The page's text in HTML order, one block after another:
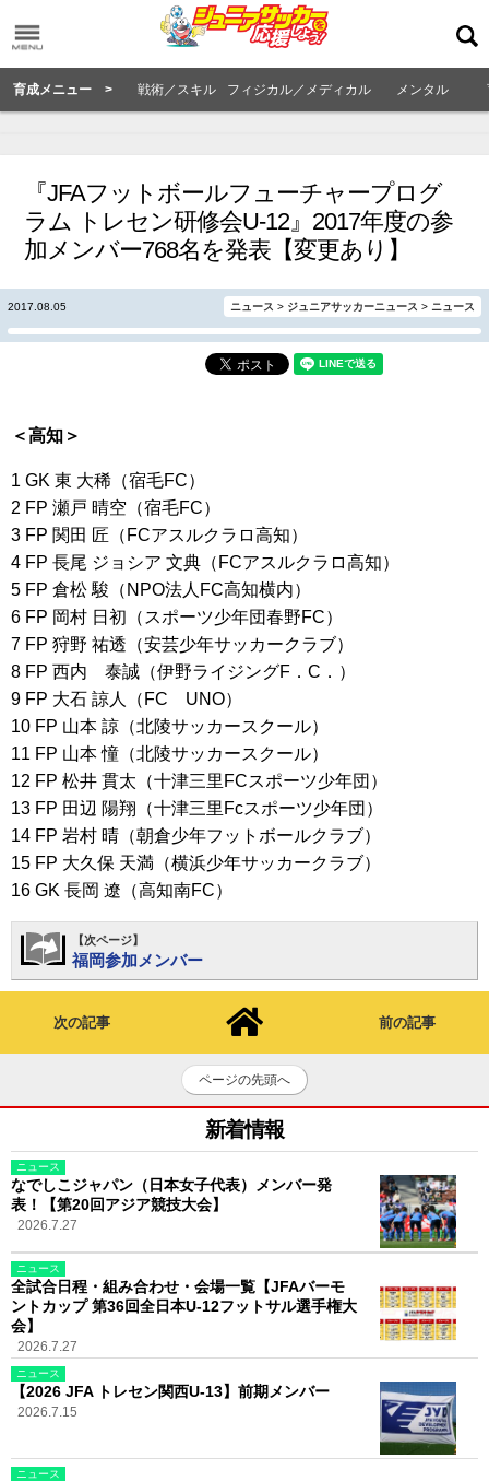
育成メニュー > 戦術／スキル フィジカル／メディカル メンタル
『JFAフットボールフューチャープログ
ラム トレセン研修会U-12』2017年度の参
加メンバー768名を発表【変更あり】
2017.08.05 ニュース > ジュニアサッカーニュース > ニュース
＜高知＞
1 GK 東 大稀（宿毛FC）
2 FP 瀬戸 晴空（宿毛FC）
3 FP 関田 匠（FCアスルクラロ高知）
4 FP 長尾 ジョシア 文典（FCアスルクラロ高知）
5 FP 倉松 駿（NPO法人FC高知横内）
6 FP 岡村 日初（スポーツ少年団春野FC）
7 FP 狩野 祐透（安芸少年サッカークラブ）
8 FP 西内 泰誠（伊野ライジングF．C．）
9 FP 大石 諒人（FC UNO）
10 FP 山本 諒（北陵サッカースクール）
11 FP 山本 憧（北陵サッカースクール）
12 FP 松井 貫太（十津三里FCスポーツ少年団）
13 FP 田辺 陽翔（十津三里Fcスポーツ少年団）
14 FP 岩村 晴（朝倉少年フットボールクラブ）
15 FP 大久保 天満（横浜少年サッカークラブ）
16 GK 長岡 遼（高知南FC）
【次ページ】
福岡参加メンバー
次の記事 前の記事
ページの先頭へ
新着情報
ニュース
なでしこジャパン（日本女子代表）メンバー発
表！【第20回アジア競技大会】
2026.7.27
ニュース
全試合日程・組み合わせ・会場一覧【JFAバーモ
ントカップ 第36回全日本U-12フットサル選手権大
会】
2026.7.27
ニュース
【2026 JFA トレセン関西U-13】前期メンバー
2026.7.15
ニュース